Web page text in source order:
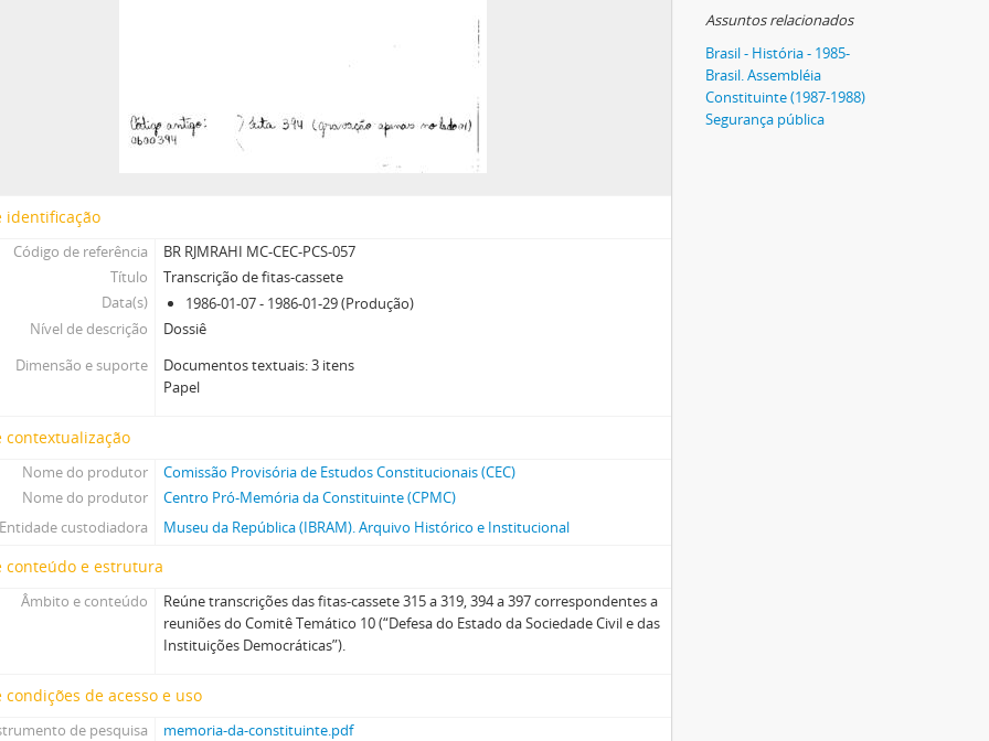
identificação
Código de referência
BR RJMRAHI MC-CEC-PCS-057
Título
Transcrição de fitas-cassete
Data(s)
1986-01-07 - 1986-01-29 (Produção)
Nível de descrição
Dossiê
Dimensão e suporte
Documentos textuais: 3 itens
Papel
contextualização
Nome do produtor
Comissão Provisória de Estudos Constitucionais (CEC)
Nome do produtor
Centro Pró-Memória da Constituinte (CPMC)
Entidade custodiadora
Museu da República (IBRAM). Arquivo Histórico e Institucional
conteúdo e estrutura
Âmbito e conteúdo
Reúne transcrições das fitas-cassete 315 a 319, 394 a 397 correspondentes a
reuniões do Comitê Temático 10 (“Defesa do Estado da Sociedade Civil e das
Instituições Democráticas”).
condições de acesso e uso
de pesquisa
memoria-da-constituinte.pdf
Assuntos relacionados
Brasil - História - 1985-
Brasil. Assembléia
Constituinte (1987-1988)
Segurança pública